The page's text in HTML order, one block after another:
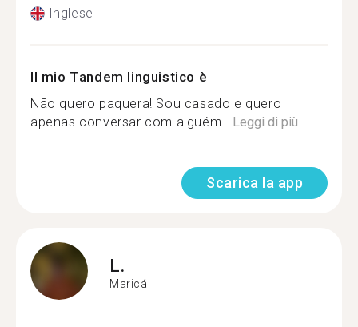
Inglese
Il mio Tandem linguistico è
Não quero paquera! Sou casado e quero
apenas conversar com alguém...Leggi di più
Scarica la app
L.
Maricá